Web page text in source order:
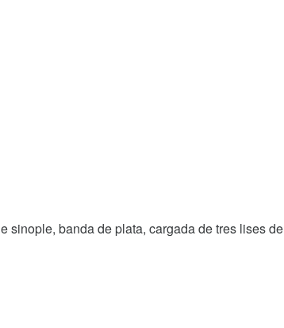
sinople, banda de plata, cargada de tres lises de